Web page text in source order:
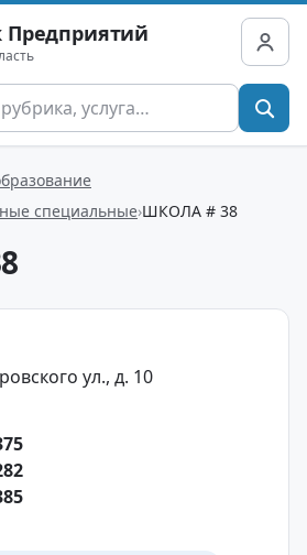
Предприятий
специальные ШКОЛА # 38
ул., д. 10